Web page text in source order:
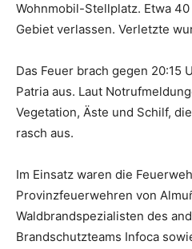
Wohnmobil-Stellplatz. Etwa
Gebiet verlassen. Verletzte
Das Feuer brach gegen 20:15
Patria aus. Laut
Vegetation, Äste und Schilf,
rasch aus.
Im Einsatz waren die
Provinzfeuerwehren von
Waldbrandspezialisten des
Brandschutzteams Infoca